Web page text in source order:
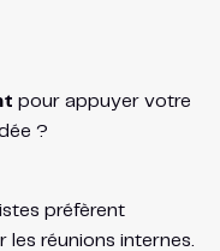
pour appuyer votre
?
préfèrent
réunions internes.